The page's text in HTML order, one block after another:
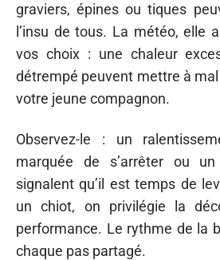
graviers, épines ou tiques
l’insu de tous. La météo, elle
vos choix : une chaleur
détrempé peuvent mettre à
votre jeune compagnon.
Observez-le : un
marquée de s’arrêter ou
signalent qu’il est temps de
un chiot, on privilégie la
performance. Le rythme de la
chaque pas partagé.